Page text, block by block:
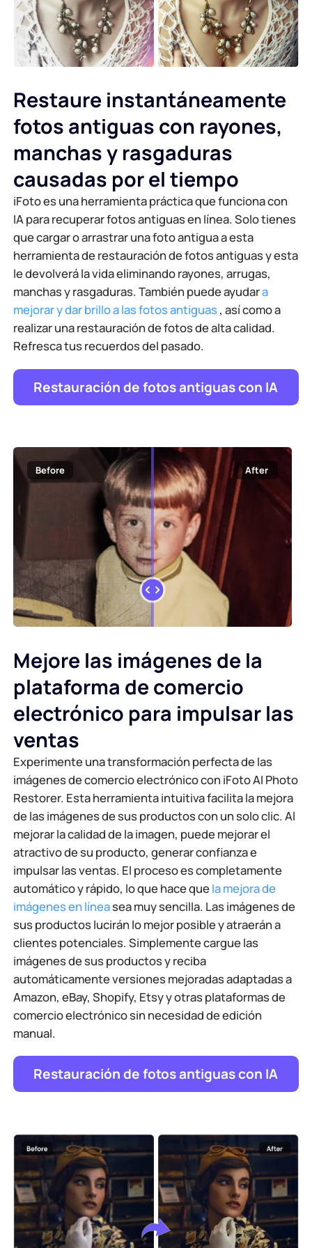
Generador de fondo de IA
Cambiador de fondo en línea
Imagen con copyright
Generador de caras con IA
Extensor de imagen con IA
Optimizador de imágenes en Shopify
Abrillantador de imágenes
Comprimir PDF en línea
Fusionar archivos PDF en línea
Convertir PDF a Word en línea
Convertir PDF a Excel en línea
Convertir PDF a PPT en línea
JPG a PDF en línea
PDF a JPG
PALABRA a JPG
Restaure instantáneamente
fotos antiguas con rayones,
manchas y rasgaduras
causadas por el tiempo
iFoto es una herramienta práctica que funciona con
IA para recuperar fotos antiguas en línea. Solo tienes
que cargar o arrastrar una foto antigua a esta
herramienta de restauración de fotos antiguas y esta
le devolverá la vida eliminando rayones, arrugas,
manchas y rasgaduras. También puede ayudara
mejorar y dar brillo a las fotos antiguas, así como a
realizar una restauración de fotos de alta calidad.
Refresca tus recuerdos del pasado.
Restauración de fotos antiguas con IA
Before After
Mejore las imágenes de la
plataforma de comercio
electrónico para impulsar las
ventas
Experimente una transformación perfecta de las
imágenes de comercio electrónico con iFoto AI Photo
Restorer. Esta herramienta intuitiva facilita la mejora
de las imágenes de sus productos con un solo clic. Al
mejorar la calidad de la imagen, puede mejorar el
atractivo de su producto, generar confianza e
impulsar las ventas. El proceso es completamente
automático y rápido, lo que hace quela mejora de
imágenes en líneasea muy sencilla. Las imágenes de
sus productos lucirán lo mejor posible y atraerán a
clientes potenciales. Simplemente cargue las
imágenes de sus productos y reciba
automáticamente versiones mejoradas adaptadas a
Amazon, eBay, Shopify, Etsy y otras plataformas de
comercio electrónico sin necesidad de edición
manual.
Restauración de fotos antiguas con IA